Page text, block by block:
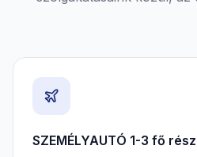
SZEMÉLYAUTÓ 1-3 fő